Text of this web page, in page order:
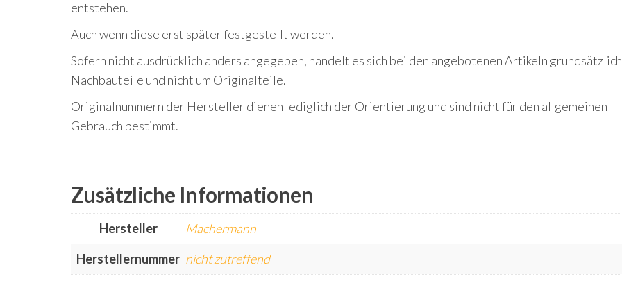
entstehen.
Auch wenn diese erst später festgestellt werden.
Sofern nicht ausdrücklich anders angegeben, handelt es sich bei den angebotenen Artikeln
Nachbauteile und nicht um Originalteile.
Originalnummern der Hersteller dienen lediglich der Orientierung und sind nicht für den allgemeinen
Gebrauch bestimmt.
Zusätzliche Informationen
Hersteller
Machermann
Herstellernummer nicht zutreffend